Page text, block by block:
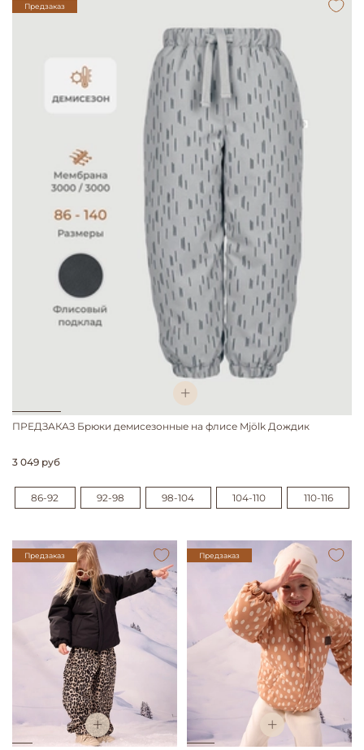
Предзаказ
ПРЕДЗАКАЗ Брюки демисезонные на флисе Mjölk Дождик
3 049 руб
86-92 92-98 98-104 104-110 110-116
Предзаказ Предзаказ